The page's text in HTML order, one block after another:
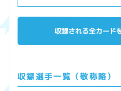
収録される全カード
収録選手一覧（敬称略）